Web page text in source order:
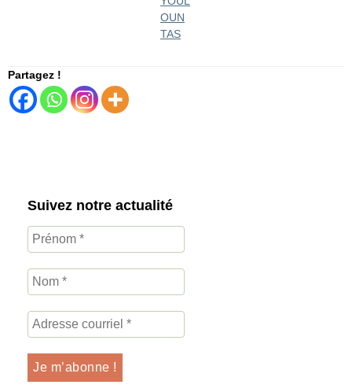
OUN
TAS
Partagez !
Suivez notre actualité